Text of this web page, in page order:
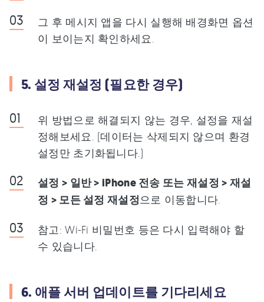
그 후 메시지 앱을 다시 실행해 배경화면 옵션
이 보이는지 확인하세요.
5. 설정 재설정 (필요한 경우)
위 방법으로 해결되지 않는 경우, 설정을 재설
정해보세요. (데이터는 삭제되지 않으며 환경
설정만 초기화됩니다.)
설정 > 일반 > iPhone 전송 또는 재설정 > 재설
정 > 모든 설정 재설정 으로 이동합니다.
참고: Wi-Fi 비밀번호 등은 다시 입력해야 할
수 있습니다.
6. 애플 서버 업데이트를 기다리세요